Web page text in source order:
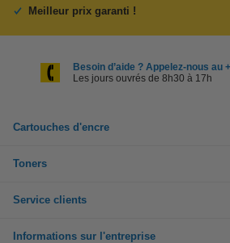
Meilleur prix garanti !
Besoin d’aide ? Appelez-nous au
Les jours ouvrés de 8h30 à 17h
Cartouches d'encre
Toners
Service clients
Informations sur l'entreprise